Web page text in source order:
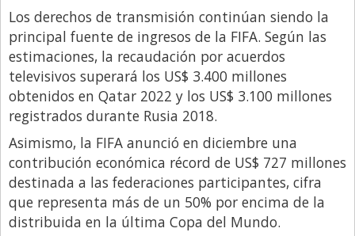
Los derechos de transmisión continúan siendo la
principal fuente de ingresos de la FIFA. Según las
estimaciones, la recaudación por acuerdos
televisivos superará los US$ 3.400 millones
obtenidos en Qatar 2022 y los US$ 3.100 millones
registrados durante Rusia 2018.
Asimismo, la FIFA anunció en diciembre una
contribución económica récord de US$ 727 millones
destinada a las federaciones participantes, cifra
que representa más de un 50% por encima de la
distribuida en la última Copa del Mundo.